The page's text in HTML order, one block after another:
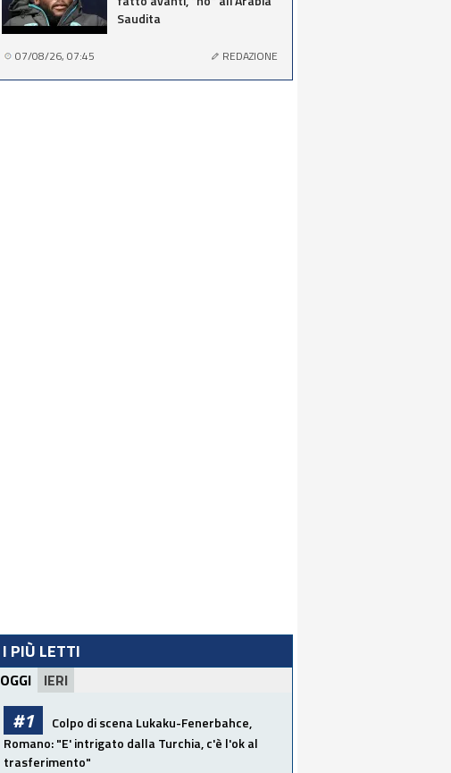
Saudita
07/08/26, 07:45 REDAZIONE
I PIÙ LETTI
OGGI IERI
#1
Colpo di scena Lukaku-Fenerbahce,
Romano: "E' intrigato dalla Turchia, c'è l'ok al
trasferimento"